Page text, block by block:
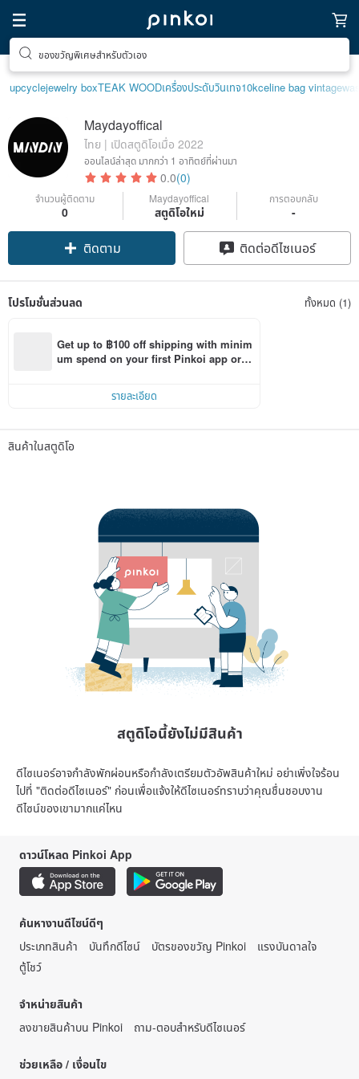
ของขวัญพิเศษสำหรับตัวเอง
upcyclejewelry boxTEAK WOODเครื่องประดับวินเทจ10kceline bag vintage
Maydayoffical
ไทย | เปิดสตูดิโอเมื่อ 2022
ออนไลน์ล่าสุด มากกว่า 1 อาทิตย์ที่ผ่านมา
0.0(0)
จำนวนผู้ติดตาม
0
Maydayoffical
สตูดิโอใหม่
การตอบกลับ
-
ติดตาม ติดต่อดีไซเนอร์
โปรโมชั่นส่วนลด ทั้งหมด (1)
Get up to ฿100 off shipping with minim
um spend on your first Pinkoi app orde
รายละเอียด
สินค้าในสตูดิโอ
สตูดิโอนี้ยังไม่มีสินค้า
ดีไซเนอร์อาจกำลังพักผ่อนหรือกำลังเตรียมตัวอัพสินค้าใหม่ อย่าเพิ่งใจร้อน
ไปที่ "ติดต่อดีไซเนอร์" ก่อนเพื่อแจ้งให้ดีไซเนอร์ทราบว่าคุณชื่นชอบงาน
ดีไซน์ของเขามากแค่ไหน
ดาวน์โหลด Pinkoi App
ค้นหางานดีไซน์ดีๆ
ประเภทสินค้า
บันทึกดีไซน์ บัตรของขวัญ Pinkoi
แรงบันดาลใจ
ตู้โชว์
จำหน่ายสินค้า
ลงขายสินค้าบน Pinkoi
ถาม-ตอบสำหรับดีไซเนอร์
ช่วยเหลือ / เงื่อนไข